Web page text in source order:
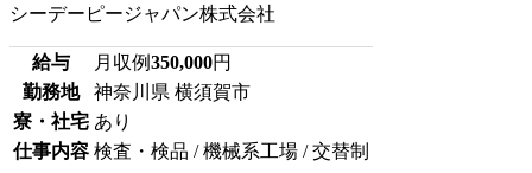
シーデーピージャパン株式会社
給与 月収例350,000円
勤務地
神奈川県 横須賀市
寮・社宅 あり
仕事内容 検査・検品 / 機械系工場 / 交替制